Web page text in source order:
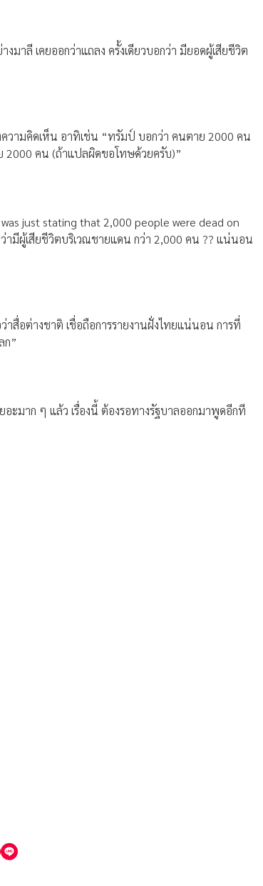
าลี เคยออกว่าแถลง ครั้งเดียวบอกว่า มียอดผู้เสียชีวิต
วามคิดเห็น อาทิเช่น “ทรัมป์ บอกว่า คนตาย 2000 คน
2000 คน (ถ้าแปลผิดขอโทษด้วยครับ)”
just stating that 2,000 people were dead on
ามีผู้เสียชีวิตบริเวณชายแดน กว่า 2,000 คน ?? แน่นอน
าสื่อต่างชาติ เชื่อถือการรายงานฝั่งไทยแน่นอน การที่
ก”
อะมาก ๆ แล้ว เรื่องนี้ ต้องรอทางรัฐบาลออกมาพูดอีกที